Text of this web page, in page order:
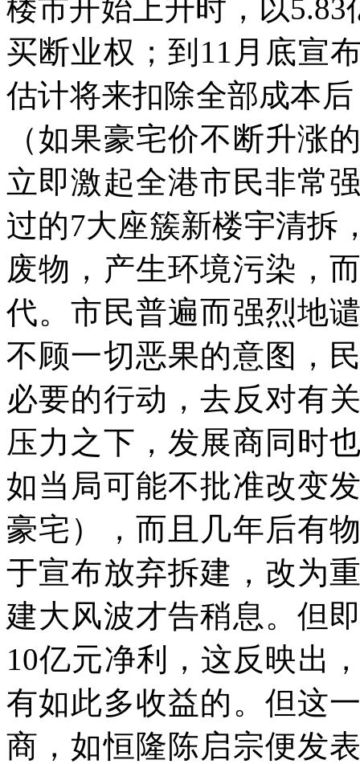
楼市开始上升时，以
买断业权；到11月底宣
估计将来扣除全部成本
（如果豪宅价不断升涨
立即激起全港市民非常
过的7大座簇新楼宇清拆
废物，产生环境污染，
代。市民普遍而强烈地
不顾一切恶果的意图，
必要的行动，去反对有
压力之下，发展商同时
如当局可能不批准改变
豪宅），而且几年后有
于宣布放弃拆建，改为
建大风波才告稍息。但
10亿元净利，这反映出
有如此多收益的。但这
商，如恒隆陈启宗便发